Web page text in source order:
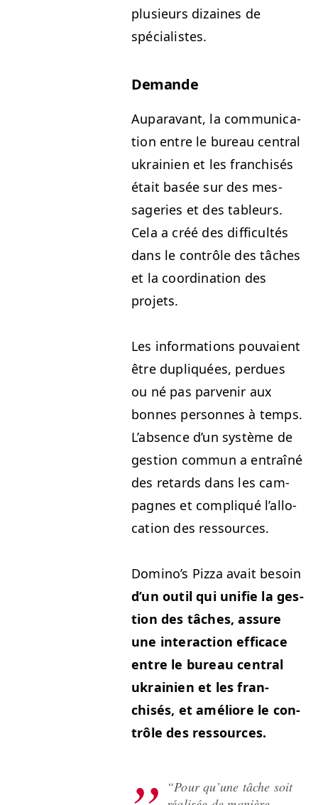
plusieurs dizaines de
spécialistes.
Demande
Aupar­a­vant, la com­mu­ni­ca­
tion entre le bureau cen­tral
ukrainien et les fran­chisés
était basée sur des mes­
sageries et des tableurs.
Cela a créé des dif­fi­cultés
dans le con­trôle des tâch­es
et la coor­di­na­tion des
projets.
Les infor­ma­tions pou­vaient
être dupliquées, per­dues
ou né pas par­venir aux
bonnes per­son­nes à temps.
L’ab­sence d’un sys­tème de
ges­tion com­mun a entraîné
des retards dans les cam­
pagnes et com­pliqué l’al­lo­
ca­tion des ressources.
Domi­no’s Piz­za avait besoin
d’un out­il qui uni­fie la ges­
tion des tâch­es, assure
une inter­ac­tion effi­cace
entre le bureau cen­tral
ukrainien et les fran­
chisés, et améliore le con­
trôle des ressources.
“Pour qu’une tâche soit